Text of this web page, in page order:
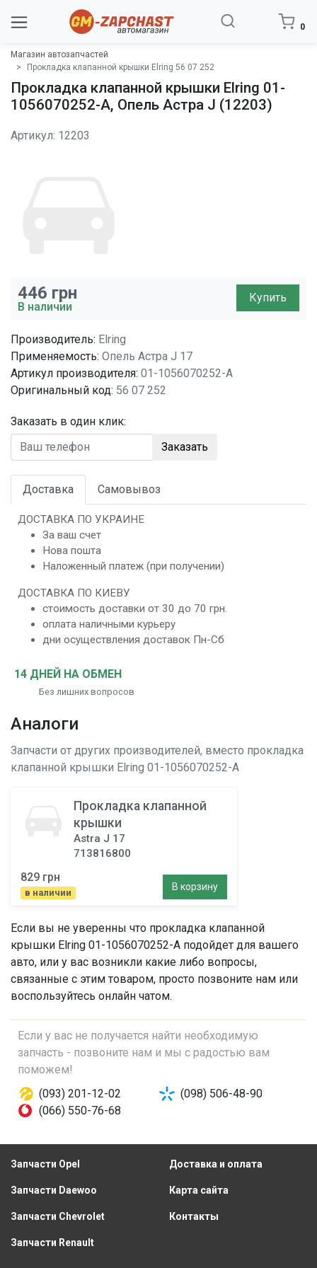
0
Магазин автозапчастей
Прокладка клапанной крышки Elring 56 07 252
Прокладка клапанной крышки Elring 01-
1056070252-A, Опель Астра J (12203)
Артикул: 12203
446 грн
В наличии
Купить
Производитель: Elring
Применяемость: Опель Астра J 17
Артикул производителя: 01-1056070252-A
Оригинальный код: 56 07 252
Заказать в один клик:
Заказать
Доставка Самовывоз
ДОСТАВКА ПО УКРАИНЕ
За ваш счет
Нова пошта
Наложенный платеж (при получении)
ДОСТАВКА ПО КИЕВУ
стоимость доставки от 30 до 70 грн.
оплата наличными курьеру
дни осуществления доставок Пн-Сб
14 ДНЕЙ НА ОБМЕН
Без лишних вопросов
Аналоги
Запчасти от других производителей, вместо прокладка
клапанной крышки Elring 01-1056070252-A
Прокладка клапанной
крышки
Astra J 17
713816800
829 грн
в наличии
В корзину
Если вы не уверенны что прокладка клапанной
крышки Elring 01-1056070252-A подойдет для вашего
авто, или у вас возникли какие либо вопросы,
связанные с этим товаром, просто позвоните нам или
воспользуйтесь онлайн чатом.
Если у вас не получается найти необходимую
запчасть - позвоните нам и мы с радостью вам
поможем!
(093) 201-12-02
(098) 506-48-90
(066) 550-76-68
Запчасти Opel
Запчасти Daewoo
Запчасти Chevrolet
Запчасти Renault
Доставка и оплата
Карта сайта
Контакты